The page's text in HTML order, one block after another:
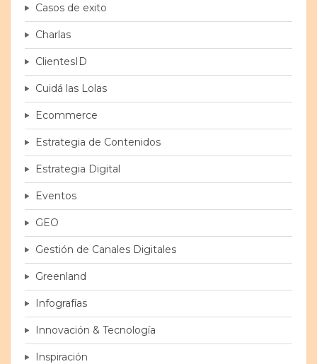
Casos de exito
Charlas
ClientesID
Cuidá las Lolas
Ecommerce
Estrategia de Contenidos
Estrategia Digital
Eventos
GEO
Gestión de Canales Digitales
Greenland
Infografías
Innovación & Tecnología
Inspiración